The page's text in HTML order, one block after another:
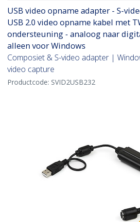
USB video opname adapter - S-
USB 2.0 video opname kabel met
ondersteuning - analoog naar
alleen voor Windows
Composiet & S-video adapter |
video capture
Productcode: SVID2USB232